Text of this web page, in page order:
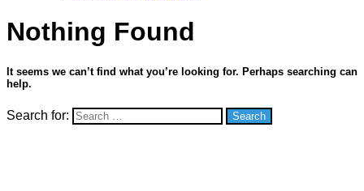
Nothing Found
It seems we can’t find what you’re looking for. Perhaps searching can
help.
Search for: